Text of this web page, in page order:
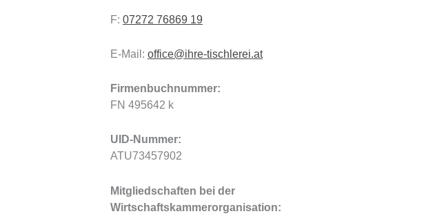
F: 07272 76869 19
E-Mail: office@ihre-tischlerei.at
Firmenbuchnummer:
FN 495642 k
UID-Nummer:
ATU73457902
Mitgliedschaften bei der
Wirtschaftskammerorganisation: